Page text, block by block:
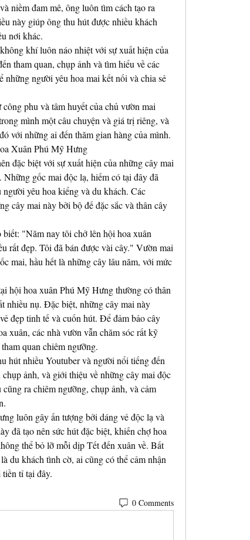
niềm đam mê, ông luôn tìm cách tạo ra
này giúp ông thu hút được nhiều khách
nơi khác.
khí luôn náo nhiệt với sự xuất hiện của
tham quan, chụp ảnh và tìm hiểu về các
người yêu hoa mai kết nối và chia sẻ
phu và tâm huyết của chủ vườn mai
mình một câu chuyện và giá trị riêng, và
với những ai đến thăm gian hàng của mình.
Xuân Phú Mỹ Hưng
đặc biệt với sự xuất hiện của những cây mai
gốc mai độc lạ, hiếm có tại đây đã
yêu hoa kiểng và du khách. Các
cây mai này bởi bộ đế đặc sắc và thân cây
"Năm nay tôi chở lên hội hoa xuân
rất đẹp. Tôi đã bán được vài cây." Vườn mai
mai, hầu hết là những cây lâu năm, với mức
hội hoa xuân Phú Mỹ Hưng thường có thân
nhiều nụ. Đặc biệt, những cây mai này
đẹp tinh tế và cuốn hút. Để đảm bảo cây
xuân, các nhà vườn vẫn chăm sóc rất kỹ
quan chiêm ngưỡng.
hút nhiều Youtuber và người nổi tiếng đến
ảnh, và giới thiệu về những cây mai độc
ra chiêm ngưỡng, chụp ảnh, và cảm
luôn gây ấn tượng bởi dáng vẻ độc lạ và
đã tạo nên sức hút đặc biệt, khiến chợ hoa
thể bỏ lỡ mỗi dịp Tết đến xuân về. Bất
du khách tình cờ, ai cũng có thể cảm nhận
tỉ tại đây.
0 Comments